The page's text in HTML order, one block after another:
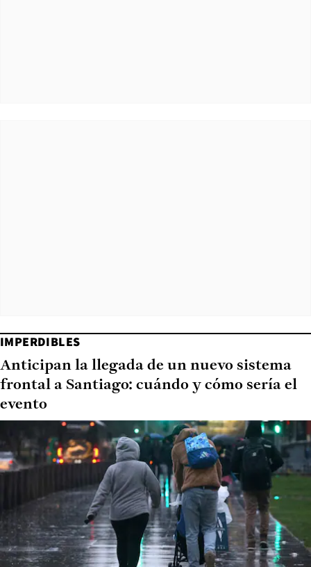
IMPERDIBLES
Anticipan la llegada de un nuevo sistema
frontal a Santiago: cuándo y cómo sería el
evento